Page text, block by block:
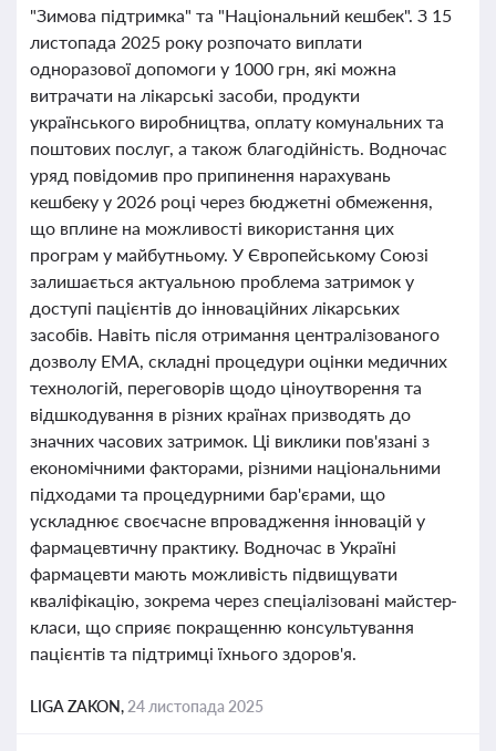
"Зимова підтримка" та "Національний кешбек". З 15
листопада 2025 року розпочато виплати
одноразової допомоги у 1000 грн, які можна
витрачати на лікарські засоби, продукти
українського виробництва, оплату комунальних та
поштових послуг, а також благодійність. Водночас
уряд повідомив про припинення нарахувань
кешбеку у 2026 році через бюджетні обмеження,
що вплине на можливості використання цих
програм у майбутньому. У Європейському Союзі
залишається актуальною проблема затримок у
доступі пацієнтів до інноваційних лікарських
засобів. Навіть після отримання централізованого
дозволу EMA, складні процедури оцінки медичних
технологій, переговорів щодо ціноутворення та
відшкодування в різних країнах призводять до
значних часових затримок. Ці виклики пов'язані з
економічними факторами, різними національними
підходами та процедурними бар'єрами, що
ускладнює своєчасне впровадження інновацій у
фармацевтичну практику. Водночас в Україні
фармацевти мають можливість підвищувати
кваліфікацію, зокрема через спеціалізовані майстер-
класи, що сприяє покращенню консультування
пацієнтів та підтримці їхнього здоров'я.
LIGA ZAKON, 24 листопада 2025